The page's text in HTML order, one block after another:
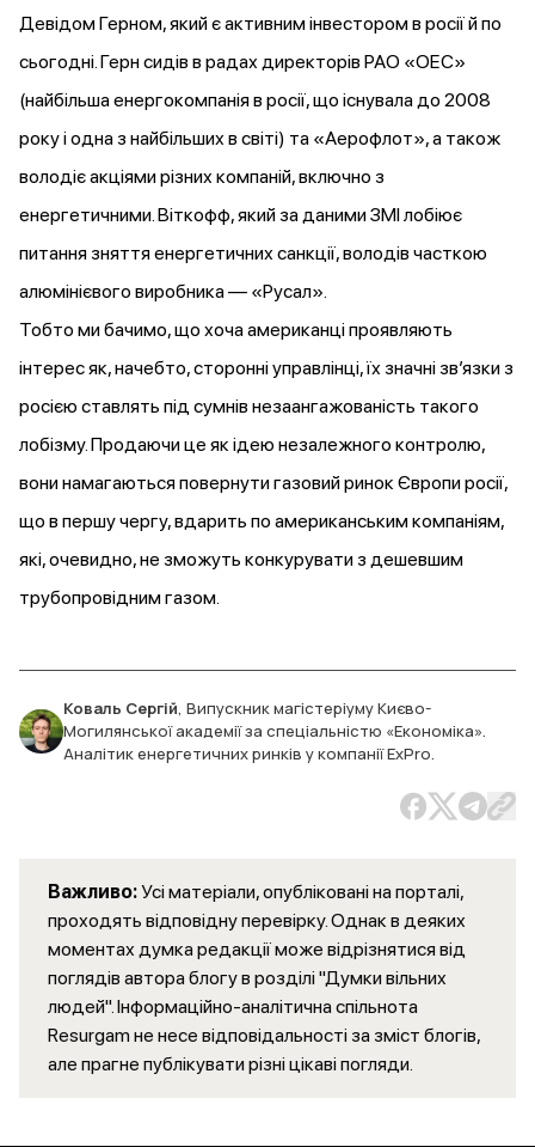
Девідом Герном, який є активним інвестором в росії й по
сьогодні. Герн сидів в радах директорів РАО «ОЕС»
(найбільша енергокомпанія в росії, що існувала до 2008
року і одна з найбільших в світі) та «Аерофлот», а також
володіє акціями різних компаній, включно з
енергетичними. Віткофф, який за даними ЗМІ лобіює
питання зняття енергетичних санкції, володів часткою
алюмінієвого виробника — «Русал».
Тобто ми бачимо, що хоча американці проявляють
інтерес як, начебто, сторонні управлінці, їх значні звʼязки з
росією ставлять під сумнів незаангажованість такого
лобізму. Продаючи це як ідею незалежного контролю,
вони намагаються повернути газовий ринок Європи росії,
що в першу чергу, вдарить по американським компаніям,
які, очевидно, не зможуть конкурувати з дешевшим
трубопровідним газом.
Коваль Сергій, Випускник магістеріуму Києво-
Могилянської академії за спеціальністю «Економіка».
Аналітик енергетичних ринків у компанії ExPro.
Важливо:Усі матеріали, опубліковані на порталі,
проходять відповідну перевірку. Однак в деяких
моментах думка редакції може відрізнятися від
поглядів автора блогу в розділі "Думки вільних
людей". Інформаційно-аналітична спільнота
Resurgam не несе відповідальності за зміст блогів,
але прагне публікувати різні цікаві погляди.